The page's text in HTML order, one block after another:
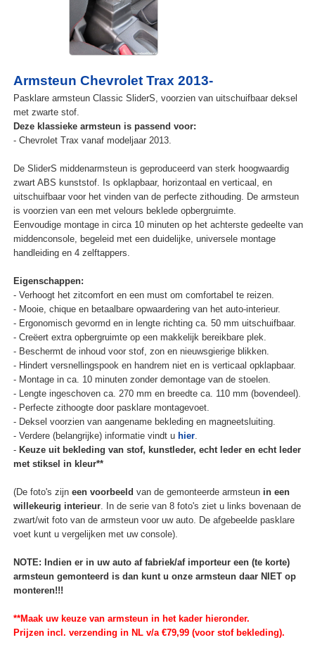
Armsteun Chevrolet Trax 2013-
Pasklare armsteun Classic SliderS, voorzien van uitschuifbaar deksel
met zwarte stof.
Deze klassieke armsteun is passend voor:
- Chevrolet Trax vanaf modeljaar 2013.
De SliderS middenarmsteun is geproduceerd van sterk hoogwaardig
zwart ABS kunststof. Is opklapbaar, horizontaal en verticaal, en
uitschuifbaar voor het vinden van de perfecte zithouding. De armsteun
is voorzien van een met velours beklede opbergruimte.
Eenvoudige montage in circa 10 minuten op het achterste gedeelte van
middenconsole, begeleid met een duidelijke, universele montage
handleiding en 4 zelftappers.
Eigenschappen:
- Verhoogt het zitcomfort en een must om comfortabel te reizen.
- Mooie, chique en betaalbare opwaardering van het auto-interieur.
- Ergonomisch gevormd en in lengte richting ca. 50 mm uitschuifbaar.
- Creëert extra opbergruimte op een makkelijk bereikbare plek.
- Beschermt de inhoud voor stof, zon en nieuwsgierige blikken.
- Hindert versnellingspook en handrem niet en is verticaal opklapbaar.
- Montage in ca. 10 minuten zonder demontage van de stoelen.
- Lengte ingeschoven ca. 270 mm en breedte ca. 110 mm (bovendeel).
- Perfecte zithoogte door pasklare montagevoet.
- Deksel voorzien van aangename bekleding en magneetsluiting.
- Verdere (belangrijke) informatie vindt u hier.
- Keuze uit bekleding van stof, kunstleder, echt leder en echt leder
met stiksel in kleur**
(De foto's zijn een voorbeeld van de gemonteerde armsteun in een
willekeurig interieur. In de serie van 8 foto's ziet u links bovenaan de
zwart/wit foto van de armsteun voor uw auto. De afgebeelde pasklare
voet kunt u vergelijken met uw console).
NOTE: Indien er in uw auto af fabriek/af importeur een (te korte)
armsteun gemonteerd is dan kunt u onze armsteun daar NIET op
monteren!!!
**Maak uw keuze van armsteun in het kader hieronder.
Prijzen incl. verzending in NL v/a €79,99 (voor stof bekleding).